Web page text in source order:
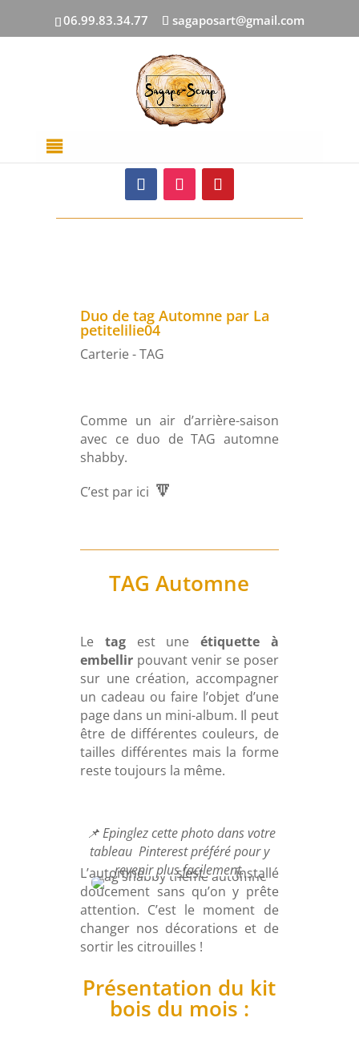
06.99.83.34.77 sagaposart@gmail.com
Duo de tag Automne par La
petitelilie04
Carterie - TAG
Comme un air d’arrière-saison
avec ce duo de TAG automne
shabby.
C’est par ici 🔽
TAG Automne
Letag est une étiquette à
embellir pouvant venir se poser
sur une création, accompagner
un cadeau ou faire l’objet d’une
page dans un mini-album. Il peut
être de différentes couleurs, de
tailles différentes mais la forme
reste toujours la même.
📌 Epinglez cette photo dans votre
tableau Pinterest préféré pour y
revenir plus facilement.
L’automne s’est installé
doucement sans qu’on y prête
attention. C’est le moment de
changer nos décorations et de
sortir les citrouilles !
Présentation du kit
bois du mois :